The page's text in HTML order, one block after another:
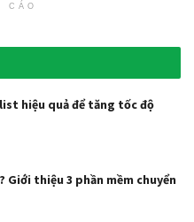
CÁO
hiệu quả để tăng tốc độ
Giới thiệu 3 phần mềm chuyển